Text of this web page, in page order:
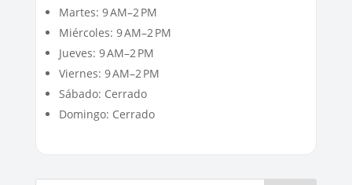
Martes: 9 AM–2 PM
Miércoles: 9 AM–2 PM
Jueves: 9 AM–2 PM
Viernes: 9 AM–2 PM
Sábado: Cerrado
Domingo: Cerrado